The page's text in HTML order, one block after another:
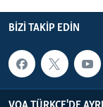
BIZI TAKIP EDIN